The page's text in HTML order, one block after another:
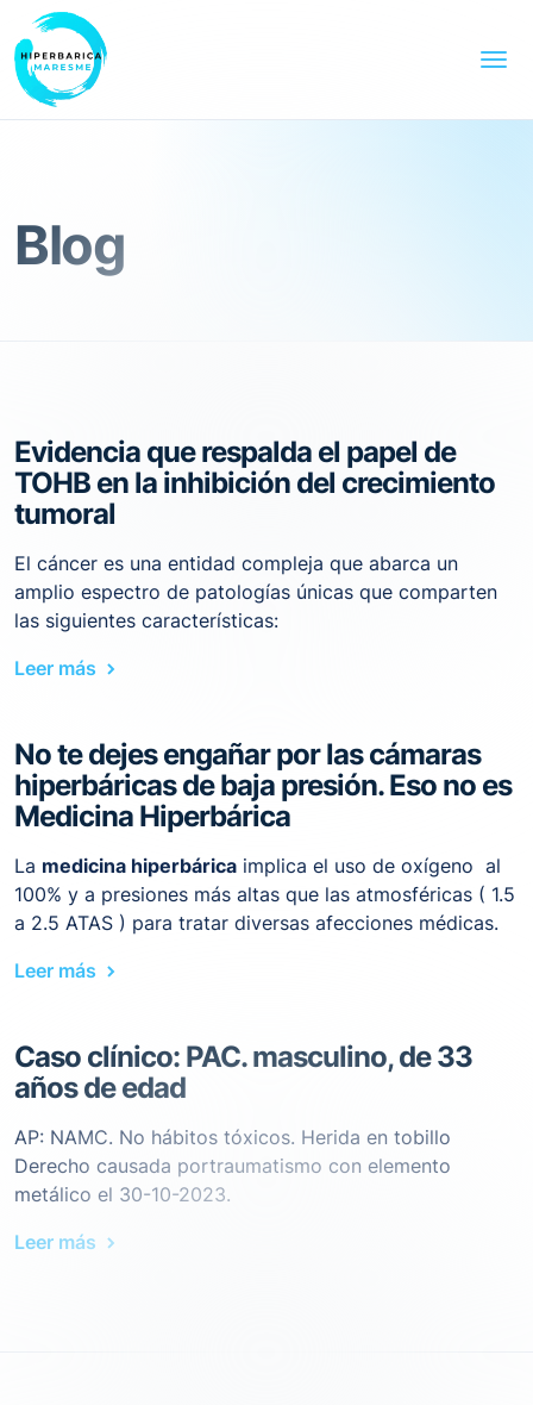
Blog
Evidencia que respalda el papel de
TOHB en la inhibición del crecimiento
tumoral
El cáncer es una entidad compleja que abarca un
amplio espectro de patologías únicas que comparten
las siguientes características:
Leer más
No te dejes engañar por las cámaras
hiperbáricas de baja presión. Eso no es
Medicina Hiperbárica
La medicina hiperbárica implica el uso de oxígeno al
100% y a presiones más altas que las atmosféricas ( 1.5
a 2.5 ATAS ) para tratar diversas afecciones médicas.
Leer más
Caso clínico: PAC. masculino, de 33
años de edad
AP: NAMC. No hábitos tóxicos. Herida en tobillo
Derecho causada portraumatismo con elemento
metálico el 30-10-2023.
Leer más